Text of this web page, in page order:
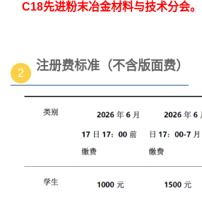
C18先进粉末冶金材料与技术分会。
2
注册费标准（不含版面费）